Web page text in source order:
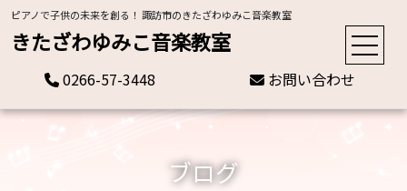
ピアノで子供の未来を創る！ 諏訪市のきたざわゆみこ音楽教室
きたざわゆみこ音楽教室
0266-57-3448 お問い合わせ
ブログ